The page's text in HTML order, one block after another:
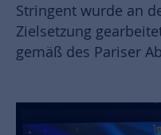
Stringent wurde an
Zielsetzung
gemäß des Pariser